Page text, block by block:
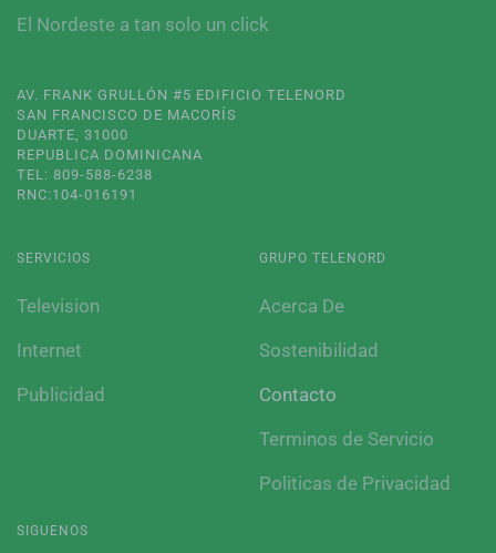
El Nordeste a tan solo un click
AV. FRANK GRULLÓN #5 EDIFICIO TELENORD
SAN FRANCISCO DE MACORÍS
DUARTE, 31000
REPUBLICA DOMINICANA
TEL: 809-588-6238
RNC:104-016191
SERVICIOS
Television
Internet
Publicidad
GRUPO TELENORD
Acerca De
Sostenibilidad
Contacto
Terminos de Servicio
Politicas de Privacidad
SIGUENOS